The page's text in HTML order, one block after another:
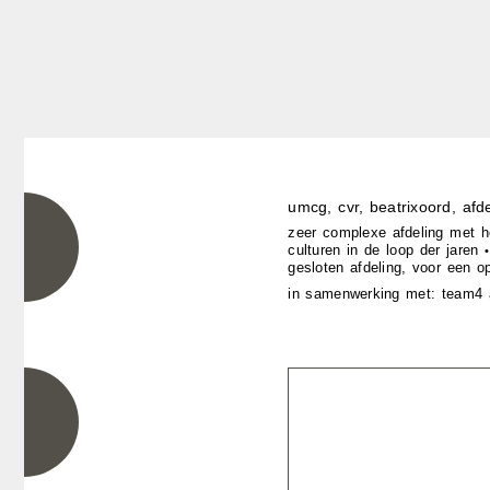
umcg, cvr, beatrixoord,
zeer complexe afdeling met
culturen in de loop der jaren•
gesloten afdeling, voor een
in samenwerking met: team4